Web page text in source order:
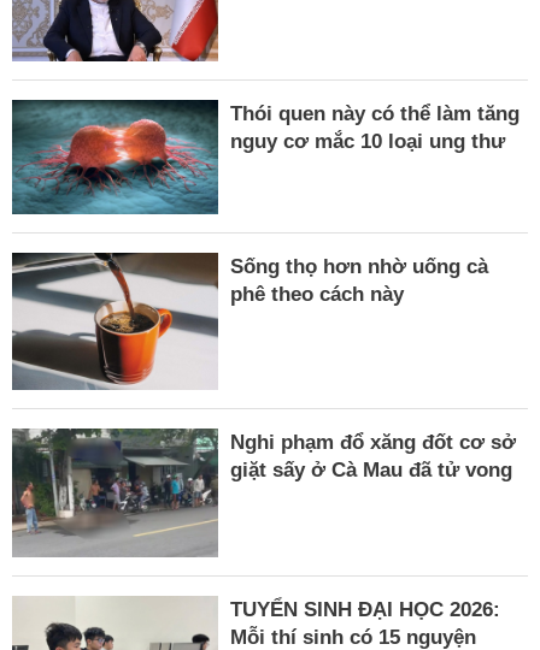
Thói quen này có thể làm tăng
nguy cơ mắc 10 loại ung thư
Sống thọ hơn nhờ uống cà
phê theo cách này
Nghi phạm đổ xăng đốt cơ sở
giặt sấy ở Cà Mau đã tử vong
TUYỂN SINH ĐẠI HỌC 2026:
Mỗi thí sinh có 15 nguyện